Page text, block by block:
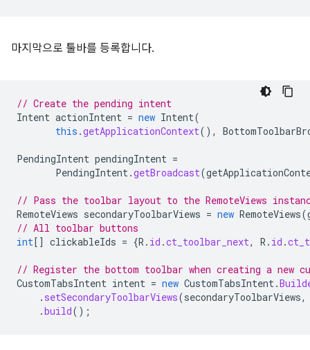
마지막으로 툴바를 등록합니다.
// Create the pending intent
Intent actionIntent = new Intent(
this .getApplicationContext(),
PendingIntent pendingIntent =
PendingIntent .getBroadcast(
// Pass the toolbar layout to the RemoteViews
RemoteViews secondaryToolbarViews = new RemoteViews(
// All toolbar buttons
int[] clickableIds = {R . id .ct_toolbar_next, R . id .
// Register the bottom toolbar when creating a new
CustomTabsIntent intent = new CustomTabsIntent .
. setSecondaryToolbarViews(secondaryToolbarViews,
.build();